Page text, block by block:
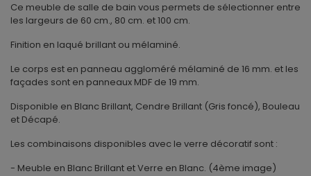
Ce meuble de salle de bain vous permets de sélectionner entre
les largeurs de 60 cm., 80 cm. et 100 cm.
Finition en laqué brillant ou mélaminé.
Le corps est en panneau aggloméré mélaminé de 16 mm. et les
façades sont en panneaux MDF de 19 mm.
Disponible en Blanc Brillant, Cendre Brillant (Gris foncé), Bouleau
et Décapé.
Les combinaisons disponibles avec le verre décoratif sont :
- Meuble en Blanc Brillant et Verre en Blanc. (4ème image)